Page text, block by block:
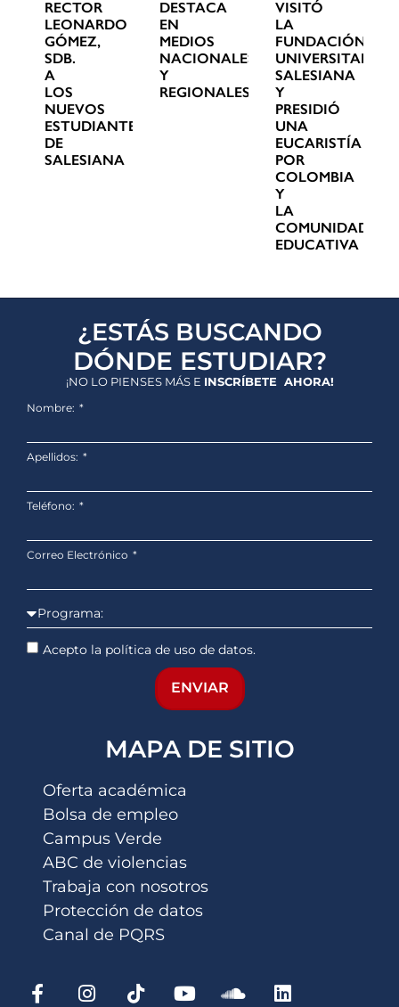
RECTOR
LEONARDO
GÓMEZ,
SDB.
A
LOS
NUEVOS
ESTUDIANTES
DE
SALESIANA
DESTACA
EN
MEDIOS
NACIONALES
Y
REGIONALES
VISITÓ
LA
FUNDACIÓN
UNIVERSITARIA
SALESIANA
Y
PRESIDIÓ
UNA
EUCARISTÍA
POR
COLOMBIA
Y
LA
COMUNIDAD
EDUCATIVA
¿ESTÁS BUSCANDO
DÓNDE ESTUDIAR?
¡NO LO PIENSES MÁS E INSCRÍBETE AHORA!
Nombre:
Apellidos:
Teléfono:
Correo Electrónico
Acepto la política de uso de datos.
ENVIAR
MAPA DE SITIO
Oferta académica
Bolsa de empleo
Campus Verde
ABC de violencias
Trabaja con nosotros
Protección de datos
Canal de PQRS